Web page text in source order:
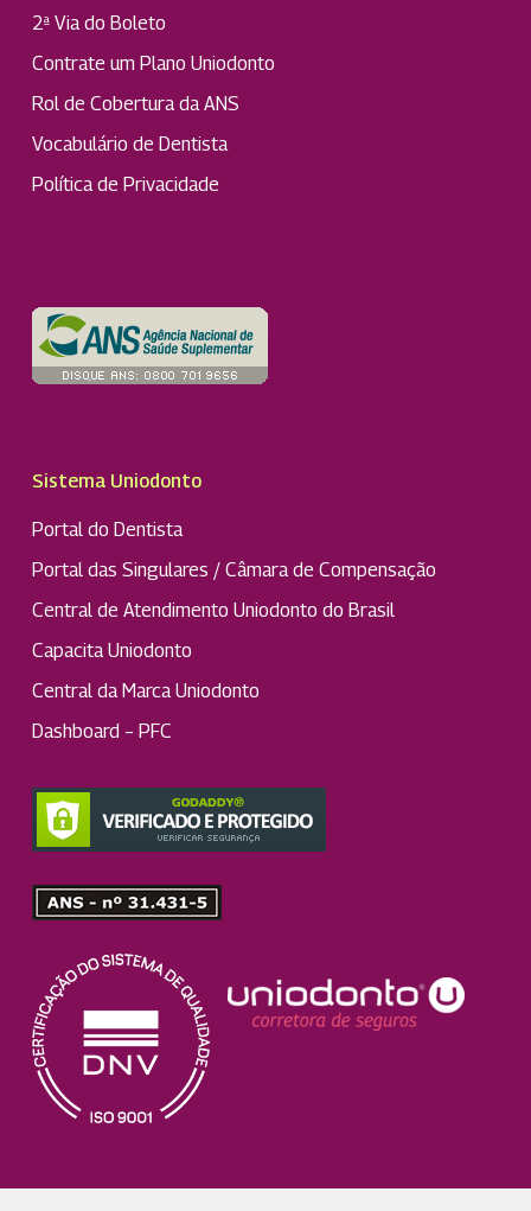
2ª Via do Boleto
Contrate um Plano Uniodonto
Rol de Cobertura da ANS
Vocabulário de Dentista
Política de Privacidade
Sistema Uniodonto
Portal do Dentista
Portal das Singulares / Câmara de Compensação
Central de Atendimento Uniodonto do Brasil
Capacita Uniodonto
Central da Marca Uniodonto
Dashboard – PFC